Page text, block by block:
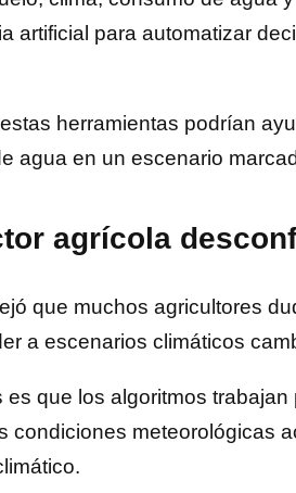
artificial para automatizar
herramientas podrían
agua en un escenario
agrícola
que muchos agricultores
a escenarios climáticos
que los algoritmos
condiciones meteorológicas